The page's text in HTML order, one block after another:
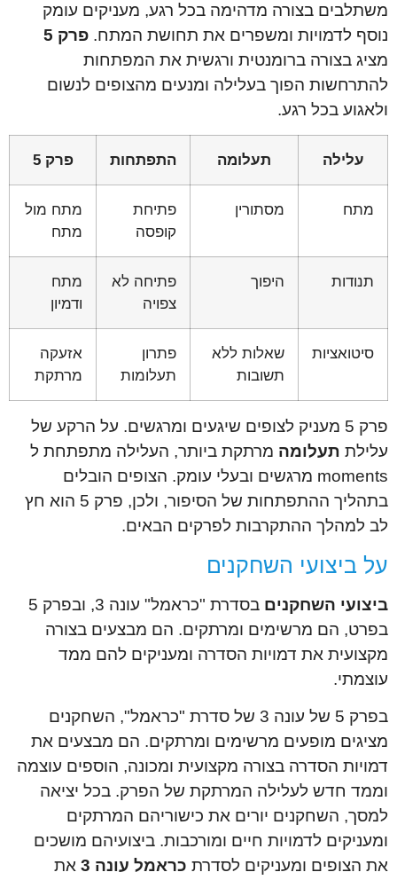
משתלבים בצורה מדהימה בכל רגע, מעניקים עומק
נוסף לדמויות ומשפרים את תחושת המתח. פרק 5
מציג בצורה ברומנטית ורגשית את המפתחות
להתרחשות הפוך בעלילה ומנעים מהצופים לנשום
ולאגוע בכל רגע.
עלילה תעלומה התפתחות פרק 5
מתח מסתורין
פתיחת
קופסה
מתח מול
מתח
תנודות היפוך
פתיחה לא
צפויה
מתח
ודמיון
סיטואציות
שאלות ללא
תשובות
פתרון
תעלומות
אזעקה
מרתקת
פרק 5 מעניק לצופים שיגעים ומרגשים. על הרקע של
עלילת תעלומה מרתקת ביותר, העלילה מתפתחת ל
moments מרגשים ובעלי עומק. הצופים הובלים
בתהליך ההתפתחות של הסיפור, ולכן, פרק 5 הוא חץ
לב למהלך ההתקרבות לפרקים הבאים.
על ביצועי השחקנים
ביצועי השחקנים
בסדרת "כראמל" עונה 3, ובפרק 5
בפרט, הם מרשימים ומרתקים. הם מבצעים בצורה
מקצועית את דמויות הסדרה ומעניקים להם ממד
עוצמתי.
בפרק 5 של עונה 3 של סדרת "כראמל", השחקנים
מציגים מופעים מרשימים ומרתקים. הם מבצעים את
דמויות הסדרה בצורה מקצועית ומכונה, הוספים עוצמה
וממד חדש לעלילה המרתקת של הפרק. בכל יציאה
למסך, השחקנים יורים את כישוריהם המרתקים
ומעניקים לדמויות חיים ומורכבות. ביצועיהם מושכים
את הצופים ומעניקים לסדרת כראמל עונה 3
את